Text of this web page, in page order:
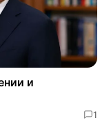
и
1